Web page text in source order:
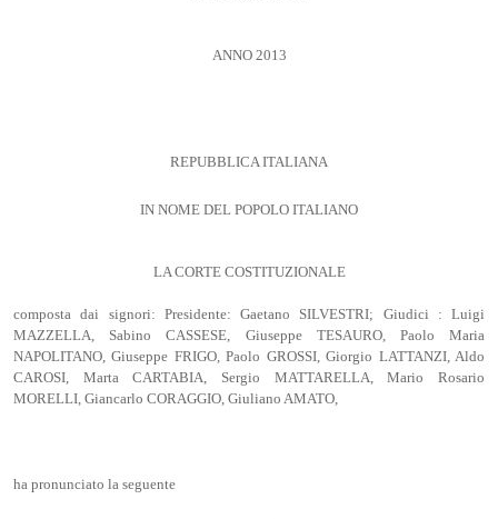
ANNO 2013
REPUBBLICA ITALIANA
IN NOME DEL POPOLO ITALIANO
LA CORTE COSTITUZIONALE
composta dai signori: Presidente: Gaetano SILVESTRI; Giudici : Luigi
MAZZELLA, Sabino CASSESE, Giuseppe TESAURO, Paolo Maria
NAPOLITANO, Giuseppe FRIGO, Paolo GROSSI, Giorgio LATTANZI, Aldo
CAROSI, Marta CARTABIA, Sergio MATTARELLA, Mario Rosario
MORELLI, Giancarlo CORAGGIO, Giuliano AMATO,
ha pronunciato la seguente